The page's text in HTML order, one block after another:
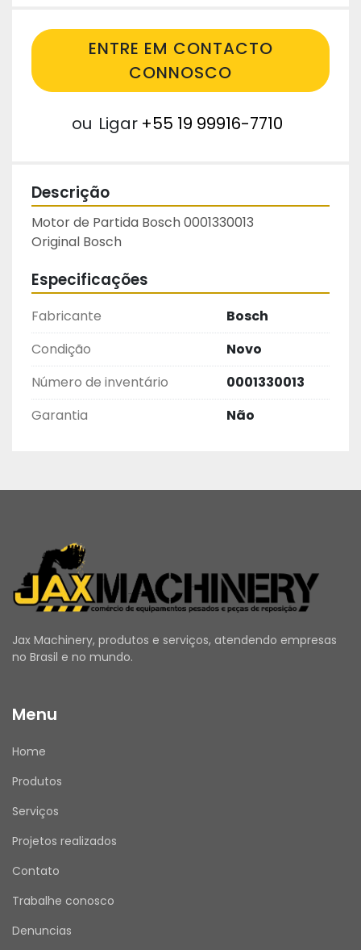
ENTRE EM CONTACTO
CONNOSCO
ou Ligar +55 19 99916-7710
Descrição
Motor de Partida Bosch 0001330013
Original Bosch
Especificações
Fabricante
Bosch
Condição
Novo
Número de inventário
0001330013
Garantia
Não
Jax Machinery, produtos e serviços, atendendo empresas
no Brasil e no mundo.
Menu
Home
Produtos
Serviços
Projetos realizados
Contato
Trabalhe conosco
Denuncias